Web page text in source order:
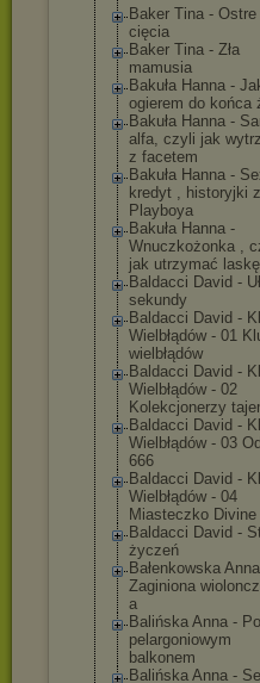
Baker Tina - Ostre
cięcia
Baker Tina - Zła
mamusia
Bakuła Hanna -
ogierem do końca
Bakuła Hanna -
alfa, czyli jak
z facetem
Bakuła Hanna -
kredyt , historyjki z
Playboya
Bakuła Hanna -
Wnuczkożonka ,
jak utrzymać laskę
Baldacci David -
sekundy
Baldacci David -
Wielbłądów - 01
wielbłądów
Baldacci David -
Wielbłądów - 02
Kolekcjonerzy
Baldacci David -
Wielbłądów - 03
666
Baldacci David -
Wielbłądów - 04
Miasteczko Divine
Baldacci David -
życzeń
Bałenkowska
Zaginiona
a
Balińska Anna -
pelargoniowym
balkonem
Balińska Anna -